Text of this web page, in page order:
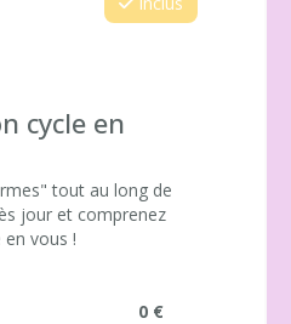
cycle en
tout au long de
jour et comprenez
en vous !
0 €